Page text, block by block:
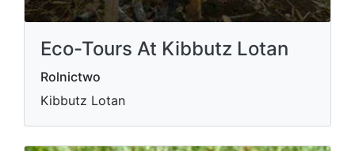
Eco-Tours At Kibbutz Lotan
Rolnictwo
Kibbutz Lotan